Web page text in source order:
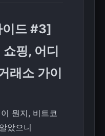
이드 #3]
핑, 어디
래소 가이
뭔지, 비트코
았으니